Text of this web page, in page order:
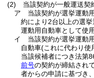
(2)
当該契約が一般運送
ア
当該契約が選挙運動
約により2台以上の選
運動用自動車として使
イ
当該契約が選挙運動
自動車(これに代わり使
当該候補者につき法第
前号の契約が締結され
者からの申請に基づき